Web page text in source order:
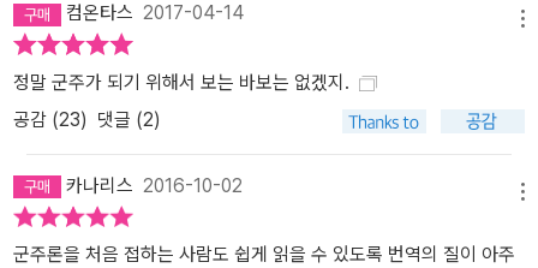
컴온타스 2017-04-14
정말 군주가 되기 위해서 보는 바보는 없겠지.
공감 (23) 댓글 (2)
카나리스 2016-10-02
군주론을 처음 접하는 사람도 쉽게 읽을 수 있도록 번역의 질이 아주